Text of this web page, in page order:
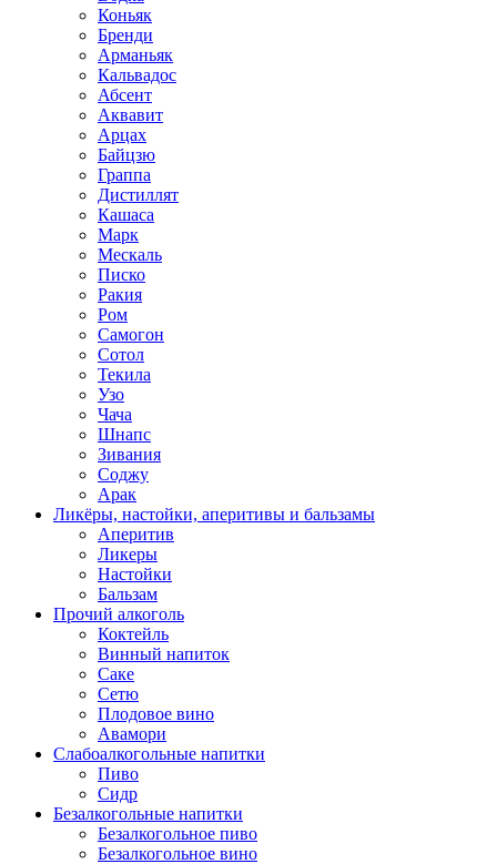
Коньяк
Бренди
Арманьяк
Кальвадос
Абсент
Аквавит
Арцах
Байцзю
Граппа
Дистиллят
Кашаса
Марк
Мескаль
Писко
Ракия
Ром
Самогон
Сотол
Текила
Узо
Чача
Шнапс
Зивания
Соджу
Арак
Ликёры, настойки, аперитивы и бальзамы
Аперитив
Ликеры
Настойки
Бальзам
Прочий алкоголь
Коктейль
Винный напиток
Саке
Сетю
Плодовое вино
Авамори
Слабоалкогольные напитки
Пиво
Сидр
Безалкогольные напитки
Безалкогольное пиво
Безалкогольное вино